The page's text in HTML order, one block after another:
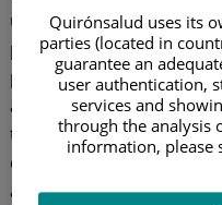
una cuestión
problema personal, en
padece intenta recurrir
allá de la mera estética,
traumas que,
conducir a otras
aislamiento social, etc.
Quirónsalud uses its
parties (located in
guarantee an
user authentication,
services and
through the analysis
information, please